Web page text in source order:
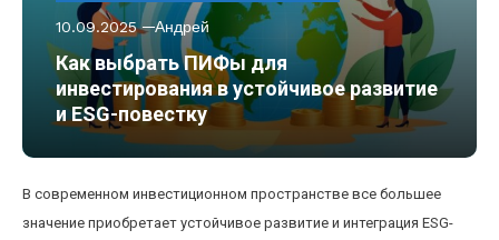
10.09.2025 Андрей
Как выбрать ПИФы для
инвестирования в устойчивое развитие
и ESG-повестку
В современном инвестиционном пространстве все большее
значение приобретает устойчивое развитие и интеграция ESG-